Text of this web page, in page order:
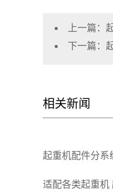
上一篇：
下一篇：
相关新闻
起重机配件分系
适配各类起重机